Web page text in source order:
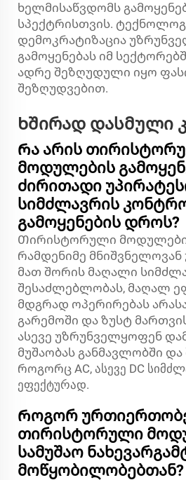
ხელმისაწვდომს
სპექტრისთვის.
დემოკრატიზაცია
გამოყენებას იმ
ადრე შეზღუდული იყო
შეზღუდვებით.
Ხშირად დასმული
Რა არის
მოდულების
ძირითადი
სიმძლავრის
გამოყენების დროს?
Თირისტორული მოდულები
რამდენიმე მნიშვნელოვან
მათ შორის მაღალი
შესაძლებლობას, მაღალ
მდგრად ოპერირებას
გარემოში და ზუსტ
ასევე უზრუნველყოფენ
მუშაობას განმავლობში
როგორც AC, ასევე DC
ეფექტურად.
Როგორ
თირისტორული
სამუშაო
მოწყობილობებთან?